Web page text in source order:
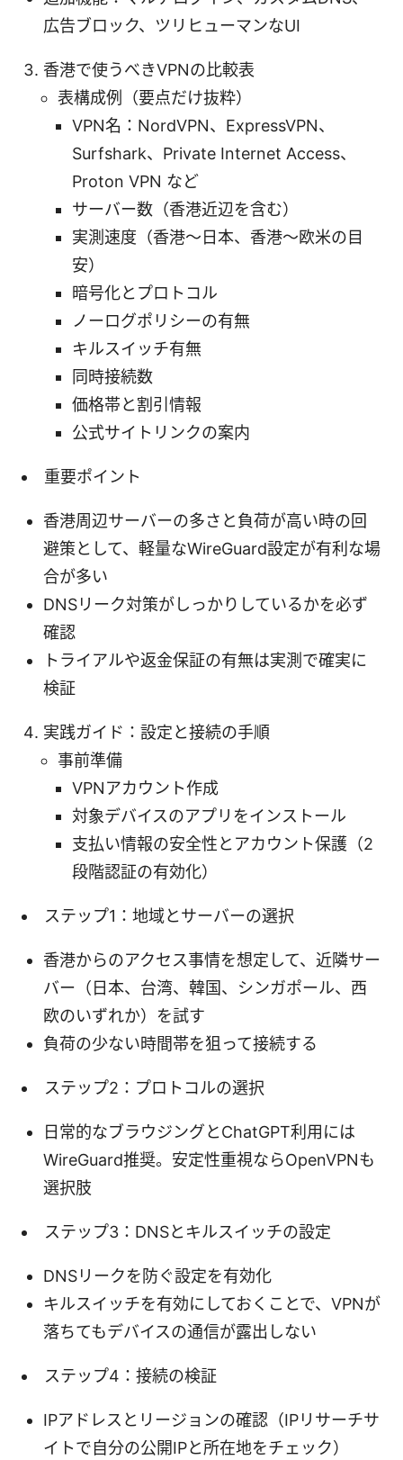
広告ブロック、ツリヒューマンなUI
香港で使うべきVPNの比較表
表構成例（要点だけ抜粋）
VPN名：NordVPN、ExpressVPN、
Surfshark、Private Internet Access、
Proton VPN など
サーバー数（香港近辺を含む）
実測速度（香港～日本、香港～欧米の目
安）
暗号化とプロトコル
ノーログポリシーの有無
キルスイッチ有無
同時接続数
価格帯と割引情報
公式サイトリンクの案内
重要ポイント
香港周辺サーバーの多さと負荷が高い時の回
避策として、軽量なWireGuard設定が有利な場
合が多い
DNSリーク対策がしっかりしているかを必ず
確認
トライアルや返金保証の有無は実測で確実に
検証
実践ガイド：設定と接続の手順
事前準備
VPNアカウント作成
対象デバイスのアプリをインストール
支払い情報の安全性とアカウント保護（2
段階認証の有効化）
ステップ1：地域とサーバーの選択
香港からのアクセス事情を想定して、近隣サー
バー（日本、台湾、韓国、シンガポール、西
欧のいずれか）を試す
負荷の少ない時間帯を狙って接続する
ステップ2：プロトコルの選択
日常的なブラウジングとChatGPT利用には
WireGuard推奨。安定性重視ならOpenVPNも
選択肢
ステップ3：DNSとキルスイッチの設定
DNSリークを防ぐ設定を有効化
キルスイッチを有効にしておくことで、VPNが
落ちてもデバイスの通信が露出しない
ステップ4：接続の検証
IPアドレスとリージョンの確認（IPリサーチサ
イトで自分の公開IPと所在地をチェック）